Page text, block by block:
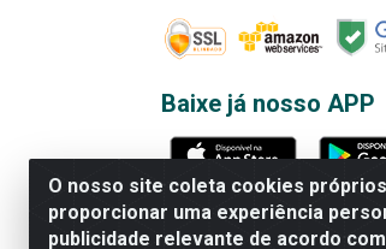
O nosso site coleta cookies
proporcionar uma experiência
publicidade relevante de acordo
Baixe já nosso APP
Rede